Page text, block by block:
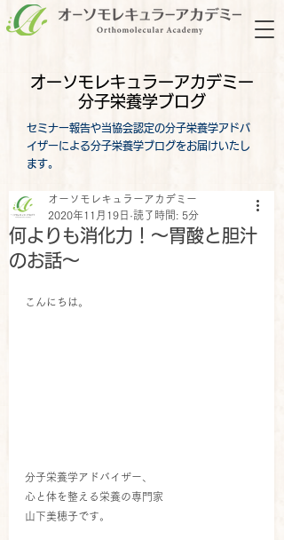
オーソモレキュラーアカデミー
分子栄養学ブログ
セミナー報告や当協会認定の分子栄養学アドバ
イザーによる分子栄養学ブログをお届けいたし
ます。
何よりも消化力！～胃酸と胆汁
のお話～
オーソモレキュラーアカデミー
2020年11月19日 読了時間: 5分
こんにちは。
分子栄養学アドバイザー、
心と体を整える栄養の専門家
山下美穂子です。